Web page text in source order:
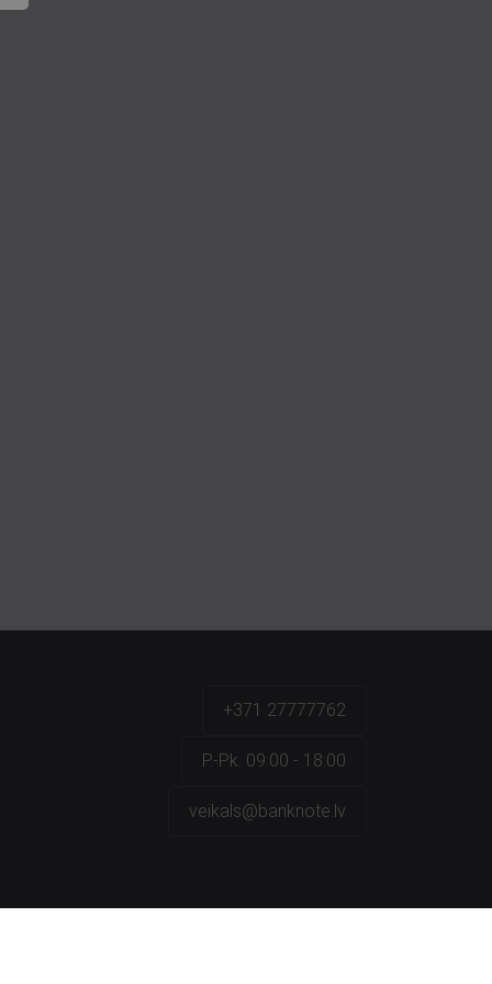
+371 27777762
P.-Pk. 09:00 - 18:00
veikals@banknote.lv